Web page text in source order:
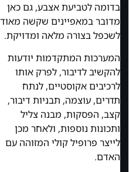
בדומה לטביעת אצבע, גם כאן
מדובר במאפיינים שקשה מאוד
לשכפל בצורה מלאה ומדויקת.
המערכות המתקדמות יודעות
להקשיב לדיבור, לפרק אותו
לרכיבים אקוסטיים, לנתח
תדרים, עוצמה, תבניות דיבור,
קצב, הפסקות, מבנה צליל
ותכונות נוספות, ולאחר מכן
לייצר פרופיל קולי המזוהה עם
האדם.